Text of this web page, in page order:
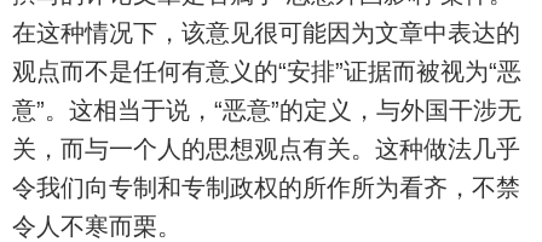
在这种情况下，该意见很可能因为文章中表达的
观点而不是任何有意义的“安排”证据而被视为“恶
意”。这相当于说，“恶意”的定义，与外国干涉无
关，而与一个人的思想观点有关。这种做法几乎
令我们向专制和专制政权的所作所为看齐，不禁
令人不寒而栗。